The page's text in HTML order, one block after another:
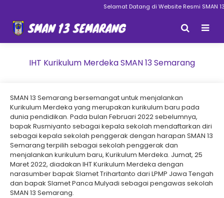
Selamat Datang di Website Resmi SMAN 13
IHT Kurikulum Merdeka SMAN 13 Semarang
SMAN 13 Semarang bersemangat untuk menjalankan
Kurikulum Merdeka yang merupakan kurikulum baru pada
dunia pendidikan. Pada bulan Februari 2022 sebelumnya,
bapak Rusmiyanto sebagai kepala sekolah mendaftarkan diri
sebagai kepala sekolah penggerak dengan harapan SMAN 13
Semarang terpilih sebagai sekolah penggerak dan
menjalankan kurikulum baru, Kurikulum Merdeka. Jumat, 25
Maret 2022, diadakan IHT Kurikulum Merdeka dengan
narasumber bapak Slamet Trihartanto dari LPMP Jawa Tengah
dan bapak Slamet Panca Mulyadi sebagai pengawas sekolah
SMAN 13 Semarang.